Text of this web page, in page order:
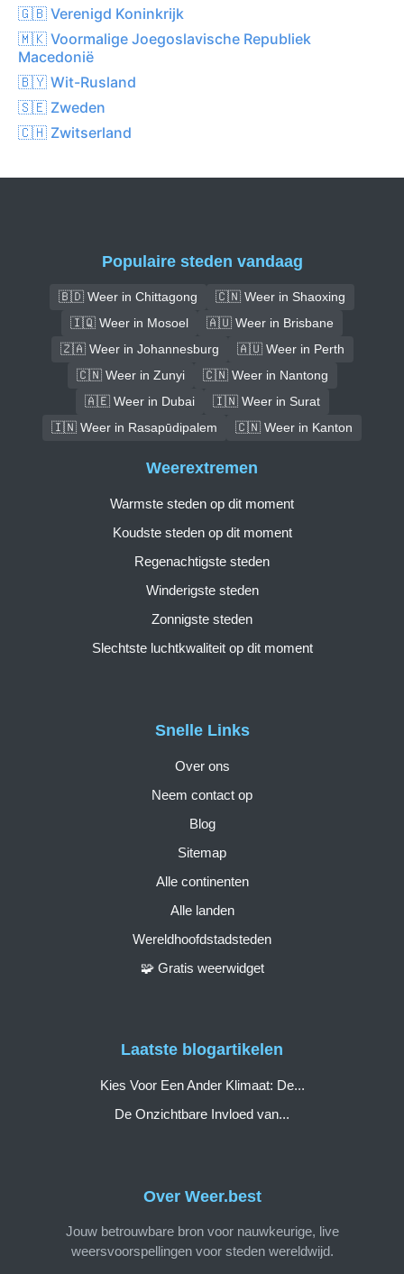
🇬🇧 Verenigd Koninkrijk
🇲🇰 Voormalige Joegoslavische Republiek
Macedonië
🇧🇾 Wit-Rusland
🇸🇪 Zweden
🇨🇭 Zwitserland
Populaire steden vandaag
🇧🇩 Weer in Chittagong
🇨🇳 Weer in Shaoxing
🇮🇶 Weer in Mosoel
🇦🇺 Weer in Brisbane
🇿🇦 Weer in Johannesburg
🇦🇺 Weer in Perth
🇨🇳 Weer in Zunyi
🇨🇳 Weer in Nantong
🇦🇪 Weer in Dubai
🇮🇳 Weer in Surat
🇮🇳 Weer in Rasapūdipalem
🇨🇳 Weer in Kanton
Over Weer.best
Jouw betrouwbare bron voor nauwkeurige, live
weersvoorspellingen voor steden wereldwijd.
Snelle Links
Over ons
Neem contact op
Blog
Sitemap
Alle continenten
Alle landen
Wereldhoofdstadsteden
🧩 Gratis weerwidget
Weerextremen
Warmste steden op dit moment
Koudste steden op dit moment
Regenachtigste steden
Winderigste steden
Zonnigste steden
Slechtste luchtkwaliteit op dit moment
Laatste blogartikelen
Kies Voor Een Ander Klimaat: De...
De Onzichtbare Invloed van...